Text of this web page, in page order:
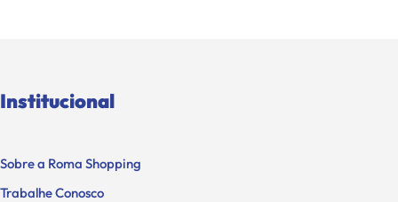
Institucional
Sobre a Roma Shopping
Trabalhe Conosco